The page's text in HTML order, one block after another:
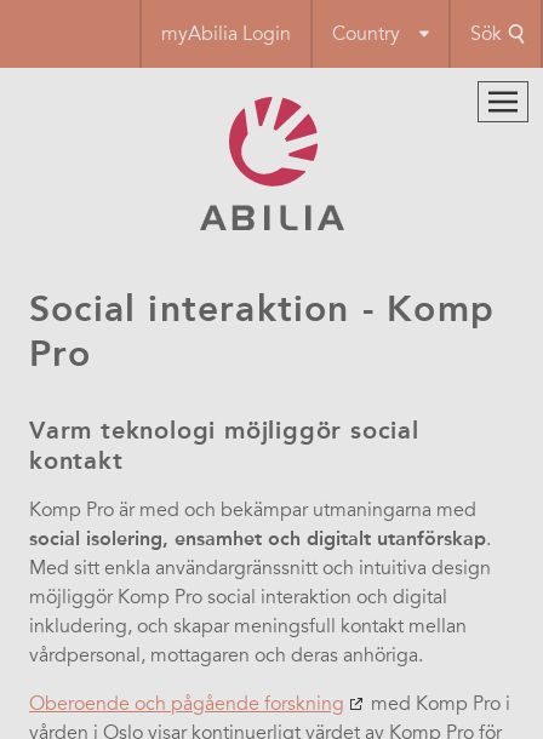
huvudinnehåll
myAbilia Login Country Sök
Social interaktion - Komp
Pro
Varm teknologi möjliggör social
kontakt
Komp Pro är med och bekämpar utmaningarna med
social isolering, ensamhet och digitalt utanförskap.
Med sitt enkla användargränssnitt och intuitiva design
möjliggör Komp Pro social interaktion och digital
inkludering, och skapar meningsfull kontakt mellan
vårdpersonal, mottagaren och deras anhöriga.
Oberoende och pågående forskning
med Komp Pro i
vården i Oslo visar kontinuerligt värdet av Komp Pro för